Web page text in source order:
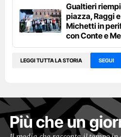
Gualtieri
piazza, Raggi e
Michetti in
con Conte e
LEGGI TUTTA LA STORIA SEGUI
Più che un